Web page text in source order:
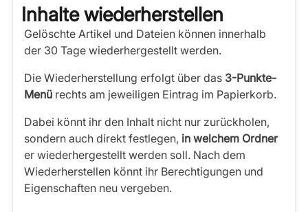
Inhalte wiederherstellen
Gelöschte Artikel und Dateien können innerhalb
der 30 Tage wiederhergestellt werden.
Die Wiederherstellung erfolgt über das 3-Punkte-
Menü rechts am jeweiligen Eintrag im Papierkorb.
Dabei könnt ihr den Inhalt nicht nur zurückholen,
sondern auch direkt festlegen, in welchem Ordner
er wiederhergestellt werden soll. Nach dem
Wiederherstellen könnt ihr Berechtigungen und
Eigenschaften neu vergeben.